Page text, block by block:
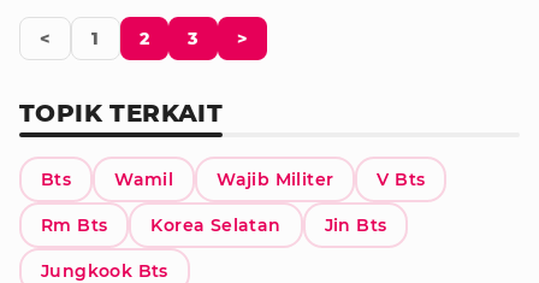
< 1 2 3 >
TOPIK TERKAIT
Bts Wamil Wajib Militer V Bts
Rm Bts Korea Selatan Jin Bts
Jungkook Bts